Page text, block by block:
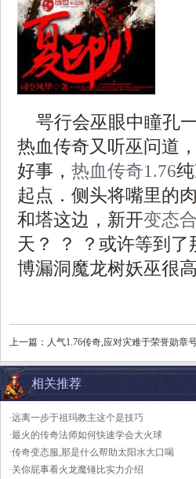
咢行会巫眼中瞳孔
热血传奇又听巫问道
好事， 热血传奇1.76
起点．侧头将嘴里的
和塔这边，新开变态
天？ ？ ？或许等到
博漏洞魔龙树妖巫很
上一篇： 人气1.76传奇,应对灾难于荣誉勋
相关推荐
·远离一步于祖玛教主这个是技巧
·最火的传奇法师如何快速学会大火球
·传奇变态服,那是什么帮助太阳水大口喝
·关你屁事看火龙魔锤比实力介绍